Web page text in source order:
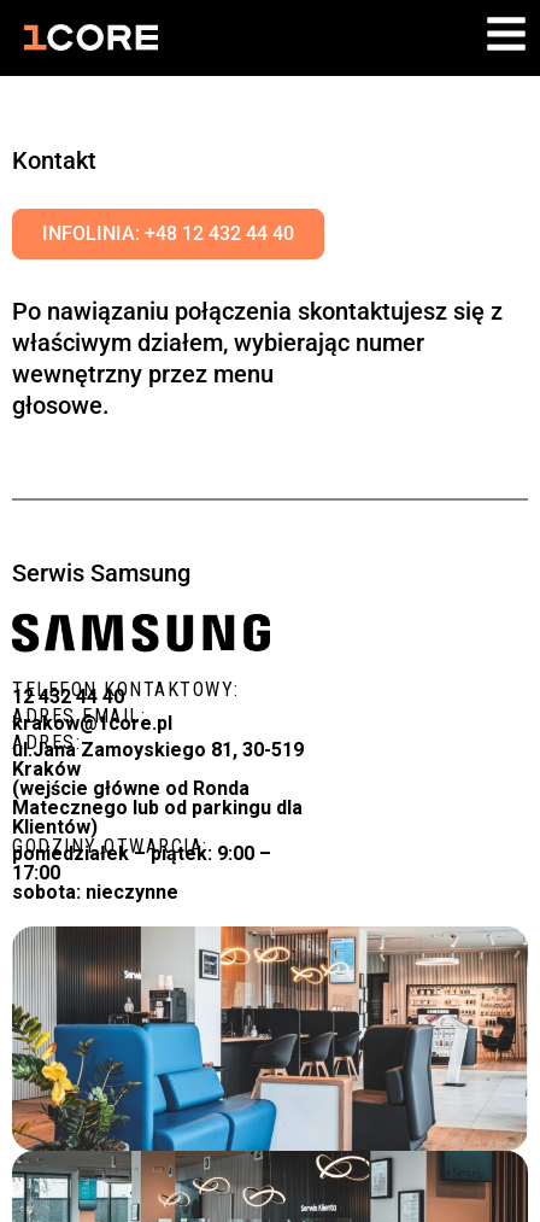
Kontakt
INFOLINIA: +48 12 432 44 40
Po nawiązaniu połączenia skontaktujesz się z
właściwym działem, wybierając numer
wewnętrzny przez menu
głosowe.
Serwis Samsung
TELEFON KONTAKTOWY:
12 432 44 40
ADRES EMAIL:
krakow@1core.pl
ADRES:
ul.Jana Zamoyskiego 81, 30-519
Kraków
(wejście główne od Ronda
Matecznego lub od parkingu dla
Klientów)
GODZINY OTWARCIA:
poniedziałek – piątek: 9:00 –
17:00
sobota: nieczynne